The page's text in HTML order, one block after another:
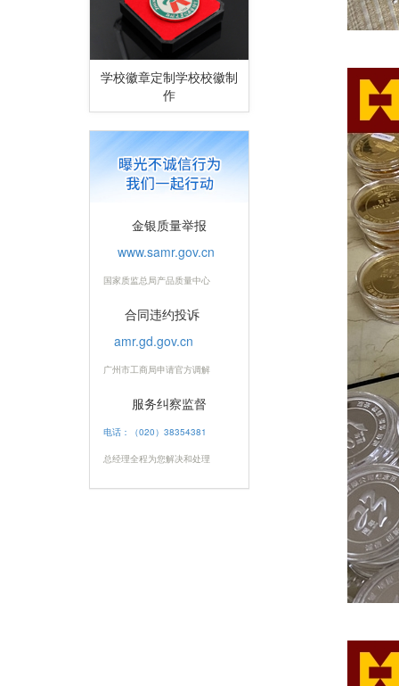
学校徽章定制学校校徽制
作
金银质量举报
www.samr.gov.cn
国家质监总局产品质量中心
合同违约投诉
amr.gd.gov.cn
广州市工商局申请官方调解
服务纠察监督
电话：（020）38354381
总经理全程为您解决和处理